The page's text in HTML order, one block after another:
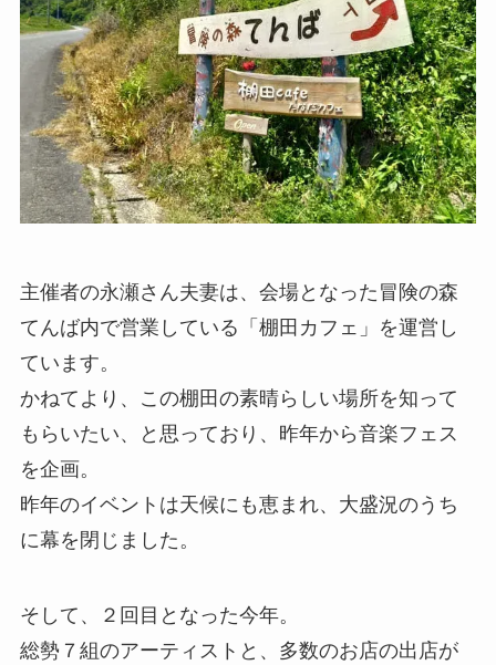
主催者の永瀬さん夫妻は、会場となった冒険の森
てんば内で営業している「棚田カフェ」を運営し
ています。
かねてより、この棚田の素晴らしい場所を知って
もらいたい、と思っており、昨年から音楽フェス
を企画。
昨年のイベントは天候にも恵まれ、大盛況のうち
に幕を閉じました。
そして、２回目となった今年。
総勢７組のアーティストと、多数のお店の出店が